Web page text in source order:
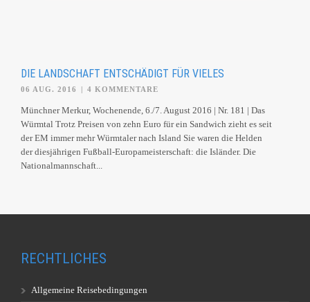
DIE LANDSCHAFT ENTSCHÄDIGT FÜR VIELES
06 AUG. 2016 | 4 KOMMENTARE
Münchner Merkur, Wochenende, 6./7. August 2016 | Nr. 181 | Das
Würmtal Trotz Preisen von zehn Euro für ein Sandwich zieht es seit
der EM immer mehr Würmtaler nach Island Sie waren die Helden
der diesjährigen Fußball-Europameisterschaft: die Isländer. Die
Nationalmannschaft...
RECHTLICHES
Allgemeine Reisebedingungen